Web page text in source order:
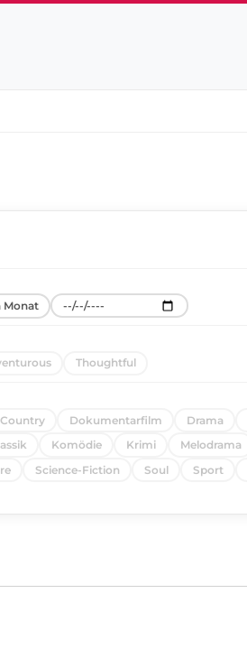
Monat
Thoughtful
Country Dokumentarfilm Drama
Komödie Krimi Melodrama
Science-Fiction Soul Sport